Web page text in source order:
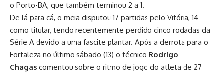
o Porto-BA, que também terminou 2 a 1.
De lá para cá, o meia disputou 17 partidas pelo Vitória, 14
como titular, tendo recentemente perdido cinco rodadas da
Série A devido a uma fascite plantar. Após a derrota para o
Fortaleza no último sábado (13) o técnico Rodrigo
Chagas comentou sobre o ritmo de jogo do atleta de 27